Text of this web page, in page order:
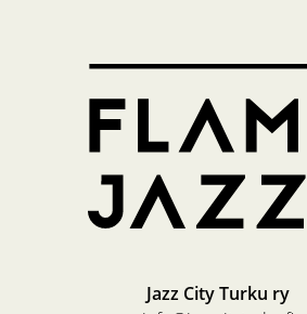
Jazz City Turku ry